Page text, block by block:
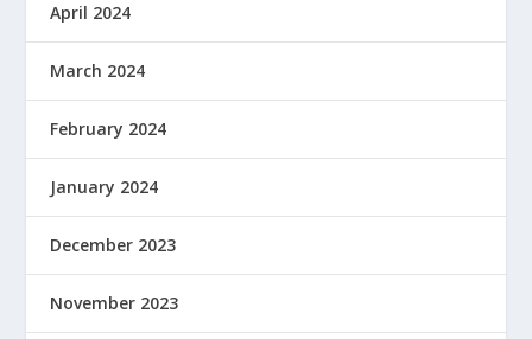
April 2024
March 2024
February 2024
January 2024
December 2023
November 2023